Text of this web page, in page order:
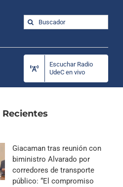
Buscar:
Escuchar Radio
UdeC en vivo
Giacaman tras reunión con
biministro Alvarado por
corredores de transporte
público: “El compromiso